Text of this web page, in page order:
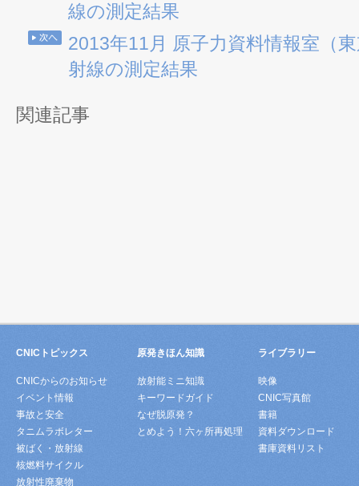
線の測定結果
2013年11月 原子力資料情報室（
射線の測定結果
関連記事
CNICトピックス
CNICからのお知らせ
イベント情報
事故と安全
タニムラボレター
被ばく・放射線
核燃料サイクル
放射性廃棄物
原発きほん知識
放射能ミニ知識
キーワードガイド
なぜ脱原発？
とめよう！六ヶ所再処理
ライブラリー
映像
CNIC写真館
書籍
資料ダウンロード
書庫資料リスト